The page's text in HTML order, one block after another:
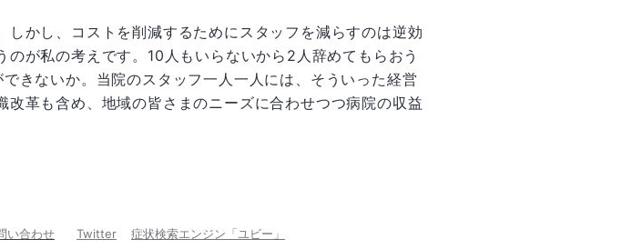
かし、コストを削減するためにスタッフを減らすのは逆効
が私の考えです。10人もいらないから2人辞めてもらおう
きないか。当院のスタッフ一人一人には、そういった経営
革も含め、地域の皆さまのニーズに合わせつつ病院の収益
い合わせ Twitter 症状検索エンジン「ユビー」